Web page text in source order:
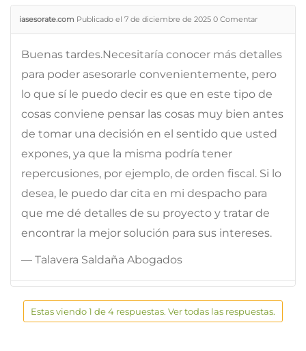
iasesorate.com Publicado el 7 de diciembre de 2025 0 Comentar
Buenas tardes.Necesitaría conocer más detalles
para poder asesorarle convenientemente, pero
lo que sí le puedo decir es que en este tipo de
cosas conviene pensar las cosas muy bien antes
de tomar una decisión en el sentido que usted
expones, ya que la misma podría tener
repercusiones, por ejemplo, de orden fiscal. Si lo
desea, le puedo dar cita en mi despacho para
que me dé detalles de su proyecto y tratar de
encontrar la mejor solución para sus intereses.
— Talavera Saldaña Abogados
Estas viendo 1 de 4 respuestas. Ver todas las respuestas.